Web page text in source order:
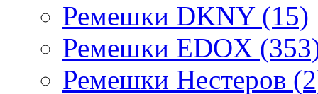
Ремешки DKNY (15)
Ремешки EDOX
Ремешки Нестеров